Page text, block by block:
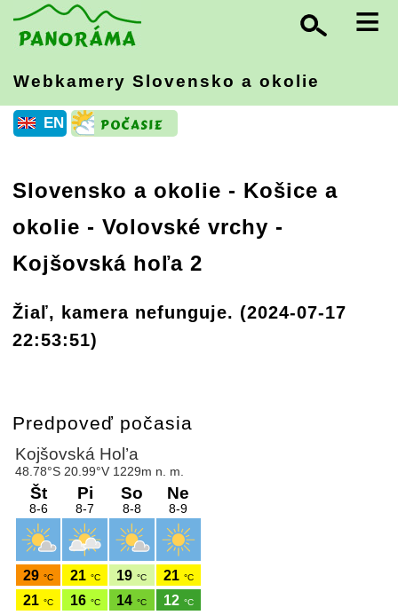
≡
Webkamery Slovensko a okolie
EN
Slovensko a okolie - Košice a
okolie - Volovské vrchy -
Kojšovská hoľa 2
Žiaľ, kamera nefunguje. (2024-07-17
22:53:51)
Predpoveď počasia